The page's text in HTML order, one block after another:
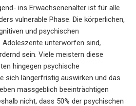
ins Erwachsenenalter ist für alle
vulnerable Phase. Die körperlichen,
und psychischen
Adoleszente unterworfen sind,
sein. Viele meistern diese
hingegen psychische
sich längerfristig auswirken und das
massgeblich beeinträchtigen
nicht, dass 50% der psychischen